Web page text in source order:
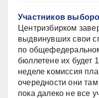
Участников
Центризбирком
выдвинувших свои
по
бюллетене их будет
неделе комиссия
очередности они
пока далеко не все